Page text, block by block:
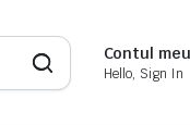
Contul meu
Hello, Sign In